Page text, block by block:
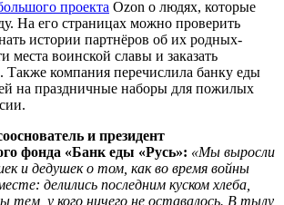
проекта Ozon о людях, которые
На его страницах можно проверить
истории партнёров об их родных-
места воинской славы и заказать
Также компания перечислила банку еды
на праздничные наборы для пожилых
и президент
фонда «Банк еды «Русь»: «Мы выросли
и дедушек о том, как во время войны
делились последним куском хлеба,
тем, у кого ничего не оставалось. В тылу